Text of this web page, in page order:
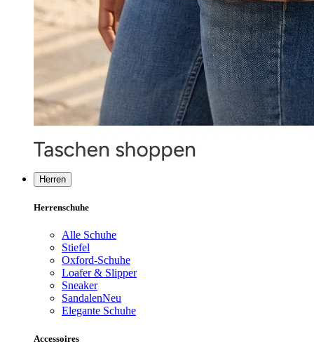
Herren
Herrenschuhe
Alle Schuhe
Stiefel
Oxford-Schuhe
Loafer & Slipper
Sneaker
SandalenNeu
Elegante Schuhe
Accessoires